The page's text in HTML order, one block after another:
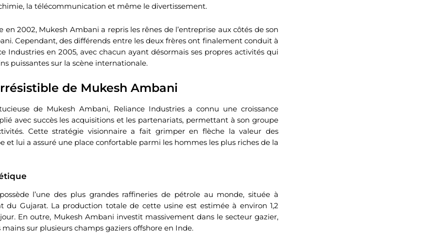
la télécommunication et même le divertissement.
en 2002, Mukesh Ambani a repris les rênes de l’entreprise aux côtés de son
Cependant, des différends entre les deux frères ont finalement conduit à
Industries en 2005, avec chacun ayant désormais ses propres activités qui
puissantes sur la scène internationale.
de Mukesh Ambani
de Mukesh Ambani, Reliance Industries a connu une croissance
avec succès les acquisitions et les partenariats, permettant à son groupe
Cette stratégie visionnaire a fait grimper en flèche la valeur des
et lui a assuré une place confortable parmi les hommes les plus riches de la
l’une des plus grandes raffineries de pétrole au monde, située à
du Gujarat. La production totale de cette usine est estimée à environ 1,2
En outre, Mukesh Ambani investit massivement dans le secteur gazier,
sur plusieurs champs gaziers offshore en Inde.